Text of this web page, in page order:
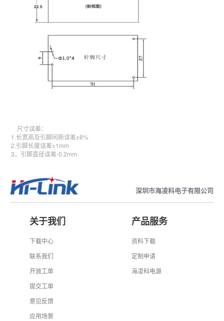
尺寸误差：
1.长宽高及引脚间距误差±8%
2.引脚长度误差±1mm
3，引脚直径误差-0.2mm
深圳市海凌科电子有限公司
关于我们
下载中心
联系我们
开放工单
提交工单
意见反馈
应用场景
产品服务
资料下载
定制申请
海凌科电源